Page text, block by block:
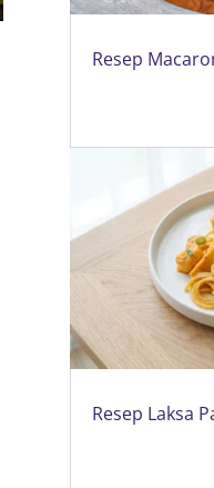
Resep
Resep Laksa